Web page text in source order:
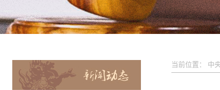
当前位置： 中